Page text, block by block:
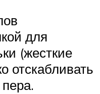
для
(жесткие
отскабливать